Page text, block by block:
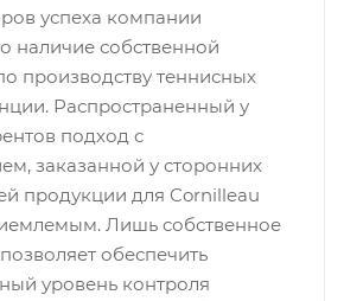
успеха компании
наличие собственной
производству теннисных
Распространенный у
подход с
заказанной у сторонних
продукции для Cornilleau
Лишь собственное
обеспечить
уровень контроля